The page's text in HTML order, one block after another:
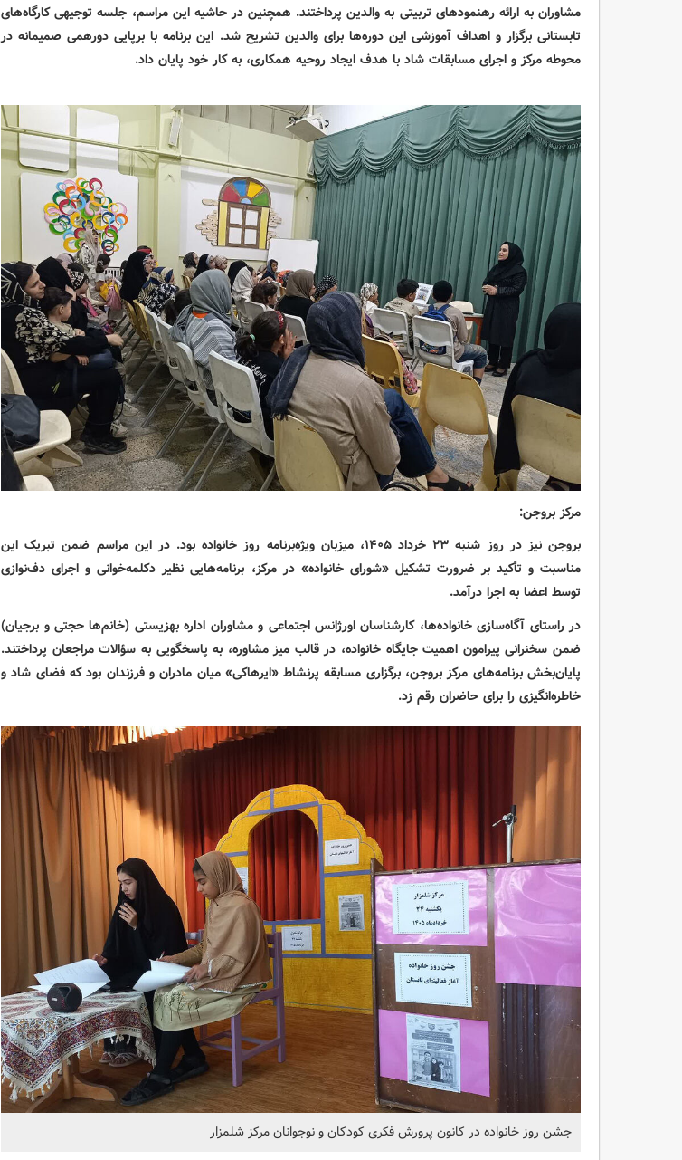
مشاوران به ارائه رهنمودهای تربیتی به والدین پرداختند. همچنین در حاشیه این مراسم، جلسه توجیهی کارگاه‌های
تابستانی برگزار و اهداف آموزشی این دوره‌ها برای والدین تشریح شد. این برنامه با برپایی دورهمی صمیمانه در
محوطه مرکز و اجرای مسابقات شاد با هدف ایجاد روحیه همکاری، به کار خود پایان داد.
مرکز بروجن:
بروجن نیز در روز شنبه ۲۳
خرداد ۱۴۰۵، میزبان ویژه‌برنامه روز خانواده بود. در این مراسم ضمن تبریک این
مناسبت و تأکید بر ضرورت تشکیل «شورای خانواده» در مرکز، برنامه‌هایی نظیر دکلمه‌خوانی و اجرای دف‌نوازی
توسط اعضا به اجرا درآمد.
در راستای آگاه‌سازی خانواده‌ها، کارشناسان اورژانس اجتماعی و مشاوران اداره بهزیستی (خانم‌ها حجتی و برجیان)
ضمن سخنرانی پیرامون اهمیت جایگاه خانواده، در قالب میز مشاوره، به پاسخگویی به سؤالات مراجعان پرداختند.
پایان‌بخش برنامه‌های مرکز بروجن، برگزاری مسابقه پرنشاط «ایرهاکی» میان مادران و فرزندان بود که فضای شاد و
خاطره‌انگیزی را برای حاضران رقم زد.
جشن روز خانواده در کانون پرورش فکری کودکان و نوجوانان مرکز شلمزار